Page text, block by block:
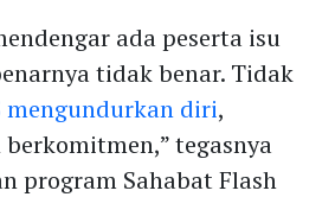
ada peserta isu
tidak benar. Tidak
mengundurkan diri,
tegasnya
program Sahabat Flash